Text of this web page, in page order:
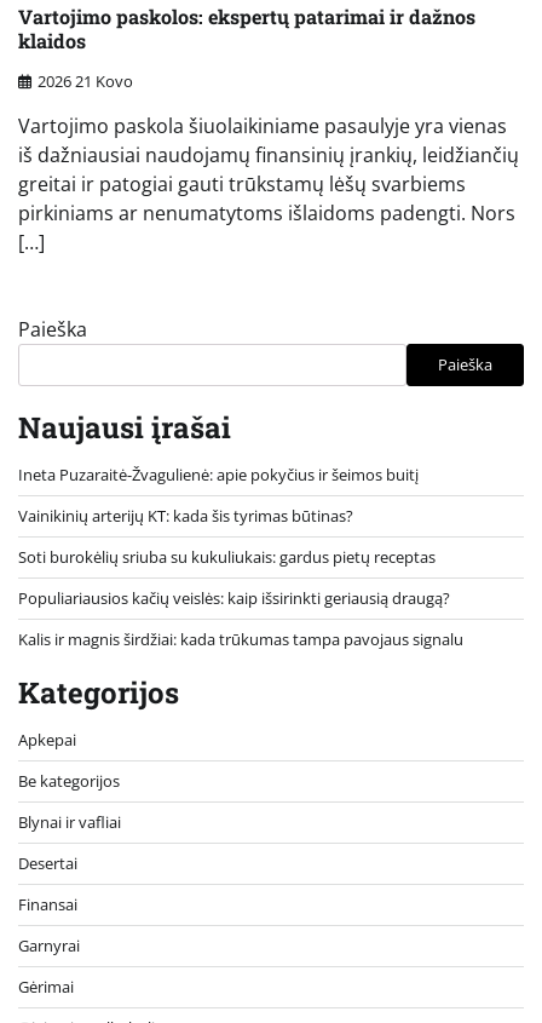
Vartojimo paskolos: ekspertų patarimai ir dažnos
klaidos
2026 21 Kovo
Vartojimo paskola šiuolaikiniame pasaulyje yra vienas
iš dažniausiai naudojamų finansinių įrankių, leidžiančių
greitai ir patogiai gauti trūkstamų lėšų svarbiems
pirkiniams ar nenumatytoms išlaidoms padengti. Nors
[…]
Paieška
Paieška
Naujausi įrašai
Ineta Puzaraitė-Žvagulienė: apie pokyčius ir šeimos buitį
Vainikinių arterijų KT: kada šis tyrimas būtinas?
Soti burokėlių sriuba su kukuliukais: gardus pietų receptas
Populiariausios kačių veislės: kaip išsirinkti geriausią draugą?
Kalis ir magnis širdžiai: kada trūkumas tampa pavojaus signalu
Kategorijos
Apkepai
Be kategorijos
Blynai ir vafliai
Desertai
Finansai
Garnyrai
Gėrimai